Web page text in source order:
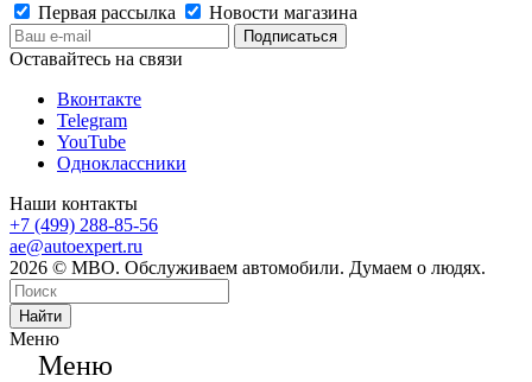
Первая рассылка
Новости магазина
Оставайтесь на связи
Вконтакте
Telegram
YouTube
Одноклассники
Наши контакты
+7 (499) 288-85-56
ae@autoexpert.ru
2026 © МВО. Обслуживаем автомобили. Думаем о людях.
Найти
Меню
Меню